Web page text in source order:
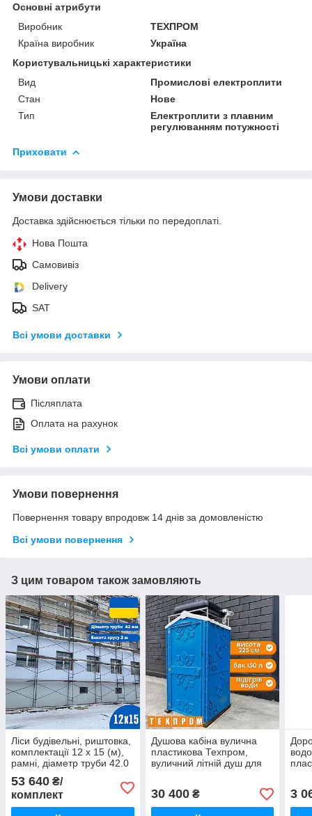
Основні атрибути
Виробник
ТЕХПРОМ
Країна виробник
Україна
Користувальницькі характеристики
Вид
Промислові електроплити
Стан
Нове
Тип
Електроплити з плавним
регулюванням потужності
Приховати
Умови доставки
Доставка здійснюється тільки по передоплаті.
Нова Пошта
Самовивіз
Delivery
SAT
Всі умови доставки
Умови оплати
Післяплата
Оплата на рахунок
Всі умови оплати
Умови повернення
Повернення товару впродовж 14 днів за домовленістю
Всі умови повернення
З цим товаром також замовляють
Ліси будівельні, риштовка,
комплектації 12 х 15 (м),
рамні, діаметр труби 42.0
(мм)
53 640 ₴/
комплект
Душова кабіна вулична
пластикова Техпром,
вуличний літній душ для
30 400₴ 3